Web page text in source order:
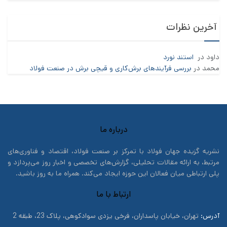
آخرین نظرات
داود در استند نورد
محمد در بررسی فرآیندهای برش‌کاری و قیچی برش در صنعت فولاد
درباره ما
نشریه گزیده جهان فولاد با تمرکز بر صنعت فولاد، اقتصاد و فناوری‌های
مرتبط، به ارائه مقالات تحلیلی، گزارش‌های تخصصی و اخبار روز می‌پردازد و
پلی ارتباطی میان فعالان این حوزه ایجاد می‌کند. همراه ما به روز باشید.
ارتباط با ما
آدرس: تهران، خیابان پاسداران، فرخی یزدی سوادکوهی، پلاک 23، طبقه 2